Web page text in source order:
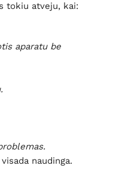
tokiu atveju, kai:
aparatu be
naudinga.